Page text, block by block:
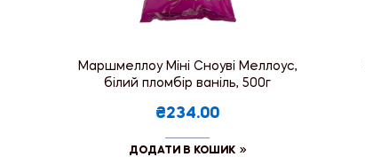
Маршмеллоу Міні Сноуві Меллоус,
білий пломбір ваніль, 500г
₴234.00
ДОДАТИ В КОШИК